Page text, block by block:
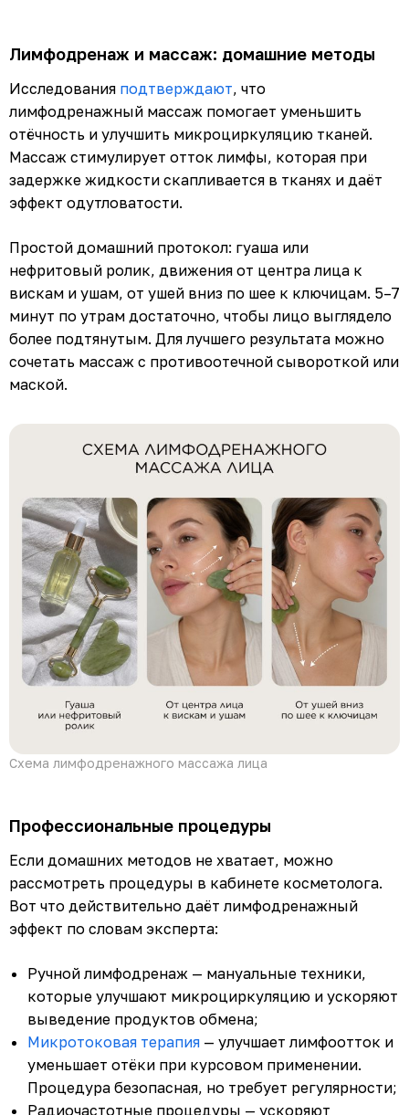
Лимфодренаж и массаж: домашние методы
Исследования подтверждают, что
лимфодренажный массаж помогает уменьшить
отёчность и улучшить микроциркуляцию тканей.
Массаж стимулирует отток лимфы, которая при
задержке жидкости скапливается в тканях и даёт
эффект одутловатости.
Простой домашний протокол: гуаша или
нефритовый ролик, движения от центра лица к
вискам и ушам, от ушей вниз по шее к ключицам. 5–7
минут по утрам достаточно, чтобы лицо выглядело
более подтянутым. Для лучшего результата можно
сочетать массаж с противоотечной сывороткой или
маской.
Схема лимфодренажного массажа лица
Профессиональные процедуры
Если домашних методов не хватает, можно
рассмотреть процедуры в кабинете косметолога.
Вот что действительно даёт лимфодренажный
эффект по словам эксперта:
Ручной лимфодренаж — мануальные техники,
которые улучшают микроциркуляцию и ускоряют
выведение продуктов обмена;
Микротоковая терапия — улучшает лимфоотток и
уменьшает отёки при курсовом применении.
Процедура безопасная, но требует регулярности;
Радиочастотные процедуры — ускоряют